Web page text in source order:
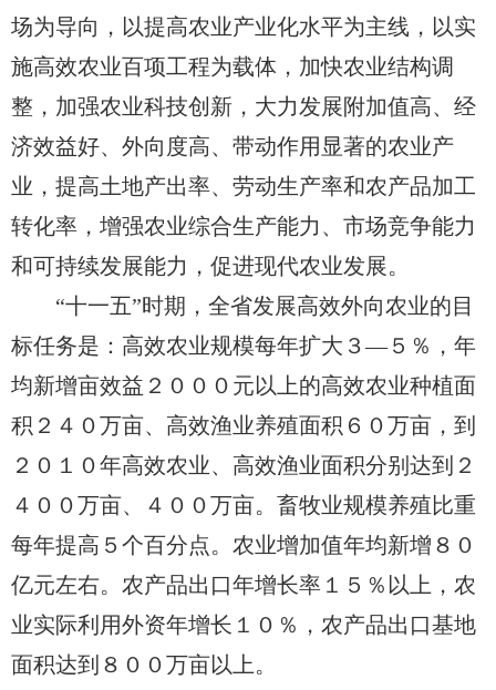
场为导向，以提高农业产业化水平为主线，以实
施高效农业百项工程为载体，加快农业结构调
整，加强农业科技创新，大力发展附加值高、经
济效益好、外向度高、带动作用显著的农业产
业，提高土地产出率、劳动生产率和农产品加工
转化率，增强农业综合生产能力、市场竞争能力
和可持续发展能力，促进现代农业发展。
“十一五”时期，全省发展高效外向农业的目
标任务是：高效农业规模每年扩大３—５％，年
均新增亩效益２０００元以上的高效农业种植面
积２４０万亩、高效渔业养殖面积６０万亩，到
２０１０年高效农业、高效渔业面积分别达到２
４００万亩、４００万亩。畜牧业规模养殖比重
每年提高５个百分点。农业增加值年均新增８０
亿元左右。农产品出口年增长率１５％以上，农
业实际利用外资年增长１０％，农产品出口基地
面积达到８００万亩以上。